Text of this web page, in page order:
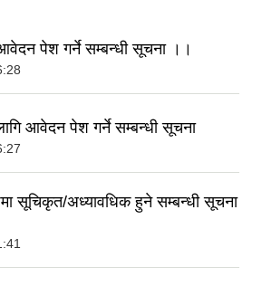
पेश गर्ने सम्बन्धी सूचना ।।
आवेदन पेश गर्ने सम्बन्धी सूचना
सूचिकृत/अध्यावधिक हुने सम्बन्धी सूचना